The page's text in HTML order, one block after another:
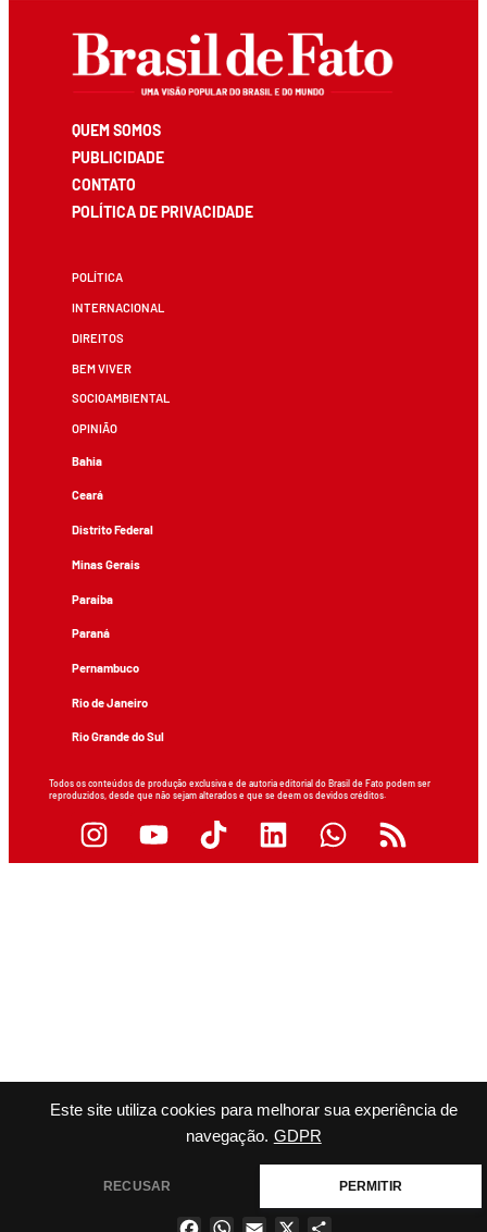
Este site utiliza cookies para melhorar sua experiência de
navegação. GDPR
RECUSAR PERMITIR
QUEM SOMOS
PUBLICIDADE
CONTATO
POLÍTICA DE PRIVACIDADE
POLÍTICA
INTERNACIONAL
DIREITOS
BEM VIVER
SOCIOAMBIENTAL
OPINIÃO
Bahia
Ceará
Distrito Federal
Minas Gerais
Paraíba
Paraná
Pernambuco
Rio de Janeiro
Rio Grande do Sul
Todos os conteúdos de produção exclusiva e de autoria editorial do Brasil de Fato podem ser
reproduzidos, desde que não sejam alterados e que se deem os devidos créditos.
FacebookWhatsApp
Email